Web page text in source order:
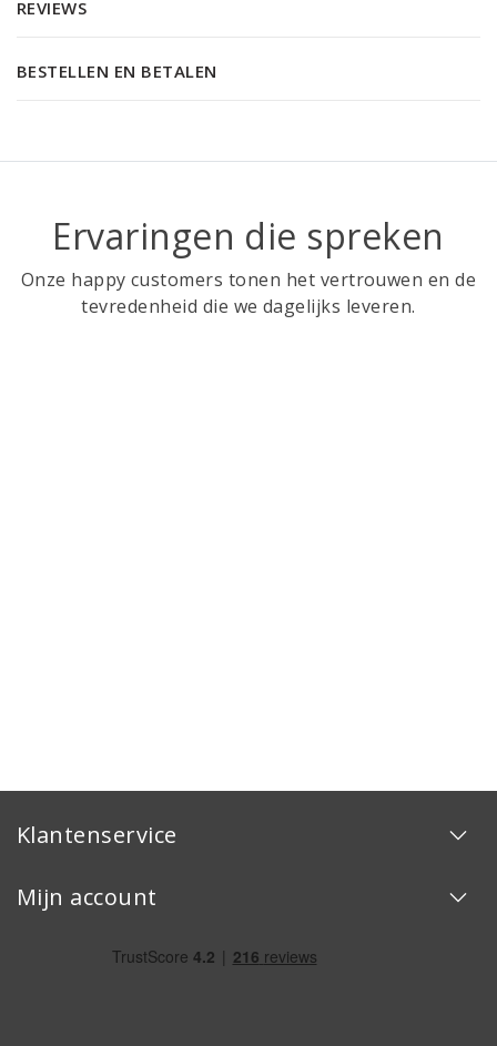
REVIEWS
BESTELLEN EN BETALEN
Ervaringen die spreken
Onze happy customers tonen het vertrouwen en de
tevredenheid die we dagelijks leveren.
Klantenservice
Mijn account